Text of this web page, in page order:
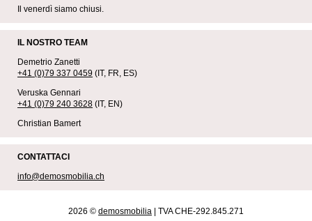
Il venerdì siamo chiusi.
IL NOSTRO TEAM
Demetrio Zanetti
+41 (0)79 337 0459 (IT, FR, ES)
Veruska Gennari
+41 (0)79 240 3628 (IT, EN)
Christian Bamert
CONTATTACI
info@demosmobilia.ch
2026 © demosmobilia | TVA CHE-292.845.271